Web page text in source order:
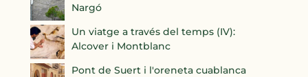
Nargó
Un viatge a través del temps (IV):
Alcover i Montblanc
Pont de Suert i l'oreneta cuablanca